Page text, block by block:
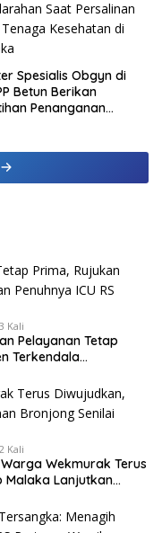
Spesialis Obgyn di
Betun Berikan
Penanganan
Kali
Pelayanan Tetap
Terkendala
Kali
Warga Wekmurak Terus
Malaka Lanjutkan